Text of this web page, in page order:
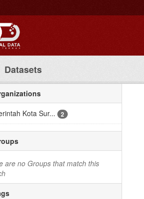
Datasets
Kota Sur...
2
are no Groups that match this